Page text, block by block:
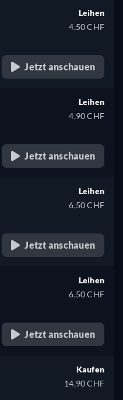
Leihen
4,50 CHF
Jetzt anschauen
Leihen
4,90 CHF
Jetzt anschauen
Leihen
6,50 CHF
Jetzt anschauen
Leihen
6,50 CHF
Jetzt anschauen
Kaufen
14,90 CHF